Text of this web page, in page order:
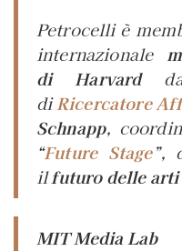
Petrocelli è
internazionale
di
Harvard
diRicercatore
Schnapp,
“Future Stage”,
ilfuturo delle
MIT Media Lab